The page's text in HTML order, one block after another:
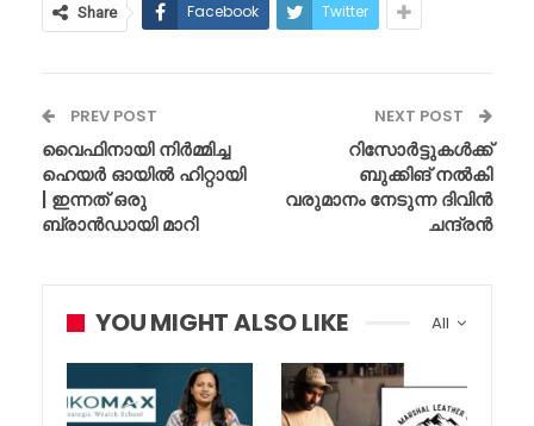
Share Facebook Twitter
PREV POST
വൈഫിനായി നിർമ്മിച്ച
ഹെയർ ഓയിൽ ഹിറ്റായി
| ഇന്നത് ഒരു
ബ്രാൻഡായി മാറി
NEXT POST
റിസോർട്ടുകൾക്ക്
ബുക്കിങ് നൽകി
വരുമാനം നേടുന്ന ദിവിൻ
ചന്ദ്രൻ
All
YOU MIGHT ALSO LIKE